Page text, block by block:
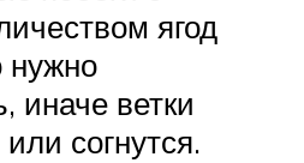
ягод
нужно
иначе ветки
согнутся.